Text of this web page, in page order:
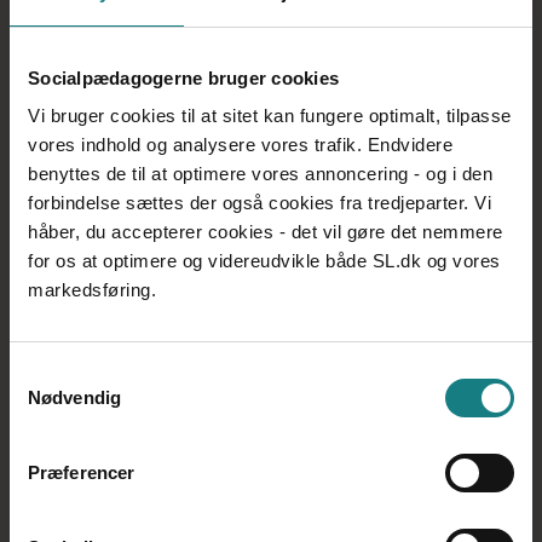
Socialpædagogerne bruger cookies
Vi bruger cookies til at sitet kan fungere optimalt, tilpasse
vores indhold og analysere vores trafik. Endvidere
benyttes de til at optimere vores annoncering - og i den
forbindelse sættes der også cookies fra tredjeparter. Vi
håber, du accepterer cookies - det vil gøre det nemmere
for os at optimere og videreudvikle både SL.dk og vores
markedsføring.
Nødvendig
Præferencer
I februar gik ni botilbud og et forsorgshjem i gang
med at arbejde med de to redskaber, og det skal
så evalueres, om indsatsen har effekt –
sammenlignet med en kontrolgruppe, der ikke
bruger redskaberne.
Evalueringen skal både give svar på, om den
samlede metode virker, hvad den koster, og
hvordan den implementeres.
Det forventes, at projektet er færdigt i 2018, hvor
blev givet godt 15 mio. kr. til formålet.
Læs mere på Socialstyrelsens hjemmeside via
Det sidste felt i skemaet er ‘Faglig indsats’, og det er